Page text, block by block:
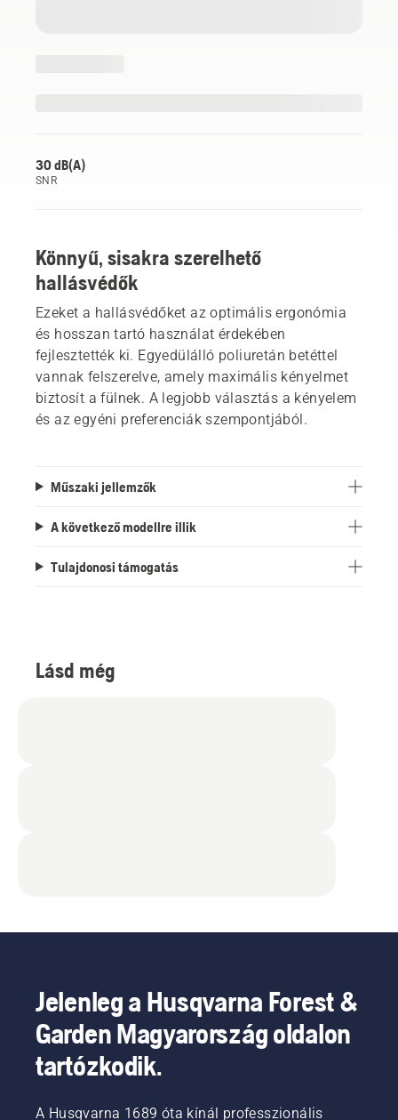
30 dB(A)
SNR
Könnyű, sisakra szerelhető
hallásvédők
Ezeket a hallásvédőket az optimális ergonómia
és hosszan tartó használat érdekében
fejlesztették ki. Egyedülálló poliuretán betéttel
vannak felszerelve, amely maximális kényelmet
biztosít a fülnek. A legjobb választás a kényelem
és az egyéni preferenciák szempontjából.
Műszaki jellemzők
A következő modellre illik
Tulajdonosi támogatás
Lásd még
Jelenleg a Husqvarna Forest &
Garden Magyarország oldalon
tartózkodik.
A Husqvarna 1689 óta kínál professzionális